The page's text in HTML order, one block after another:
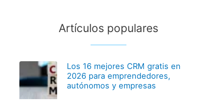
Artículos populares
Los 16 mejores CRM gratis en
2026 para emprendedores,
autónomos y empresas